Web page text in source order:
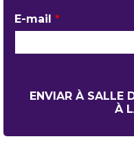
E-mail *